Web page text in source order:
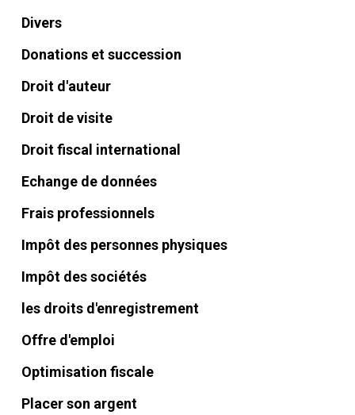
Divers
Donations et succession
Droit d'auteur
Droit de visite
Droit fiscal international
Echange de données
Frais professionnels
Impôt des personnes physiques
Impôt des sociétés
les droits d'enregistrement
Offre d'emploi
Optimisation fiscale
Placer son argent